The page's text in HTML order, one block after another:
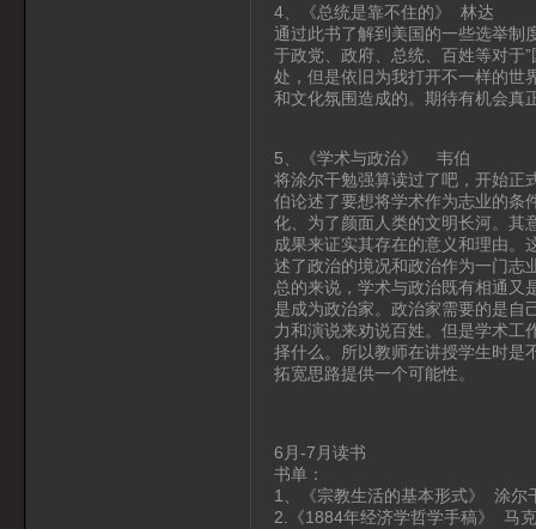
4、《总统是靠不住的》 林达
通过此书了解到美国的一些选举制
于政党、政府、总统、百姓等对于
处，但是依旧为我打开不一样的世
和文化氛围造成的。期待有机会真
5、《学术与政治》 韦伯
将涂尔干勉强算读过了吧，开始正
伯论述了要想将学术作为志业的条
化、为了颜面人类的文明长河。其
成果来证实其存在的意义和理由。
述了政治的境况和政治作为一门志
总的来说，学术与政治既有相通又
是成为政治家。政治家需要的是自
力和演说来劝说百姓。但是学术工
择什么。所以教师在讲授学生时是
拓宽思路提供一个可能性。
6月-7月读书
书单：
1、《宗教生活的基本形式》 涂尔
2.《1884年经济学哲学手稿》 马